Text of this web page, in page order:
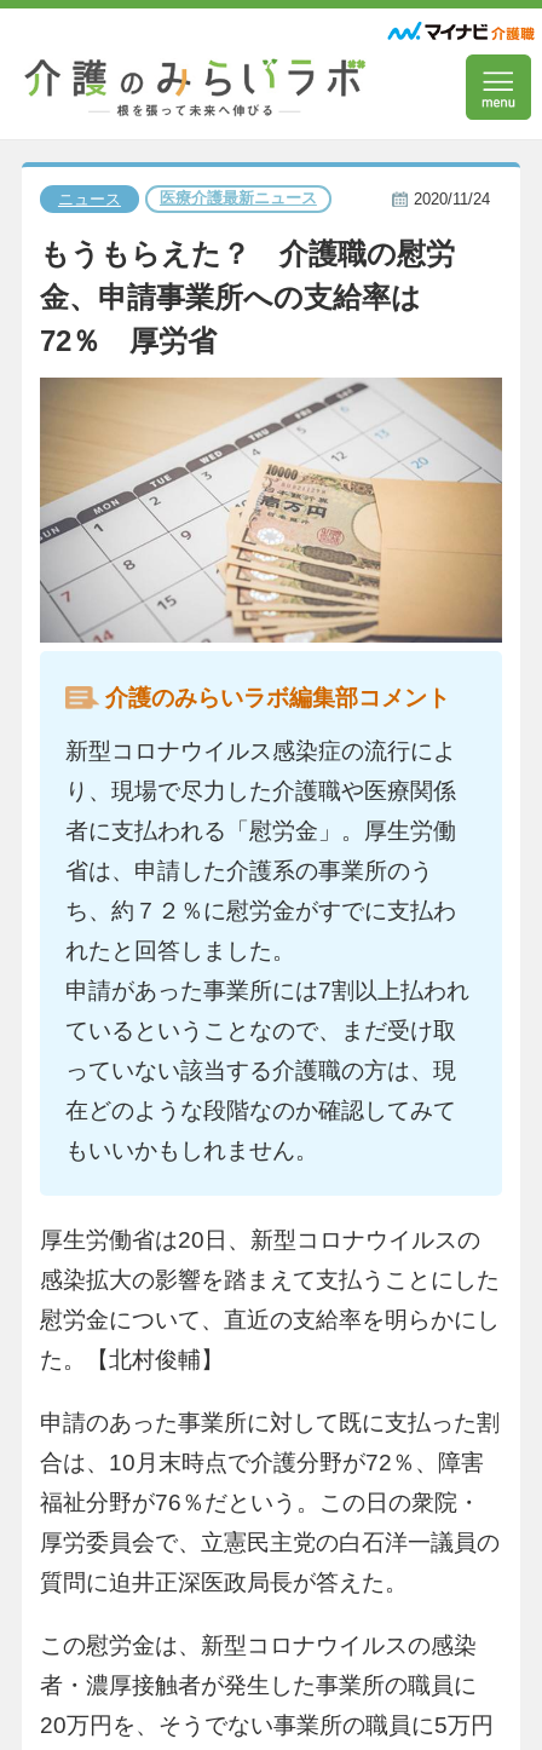
ニュース 医療介護最新ニュース 2020/11/24
もうもらえた？ 介護職の慰労
金、申請事業所への支給率は
72％ 厚労省
介護のみらいラボ編集部コメント
新型コロナウイルス感染症の流行によ
り、現場で尽力した介護職や医療関係
者に支払われる「慰労金」。厚生労働
省は、申請した介護系の事業所のう
ち、約７２％に慰労金がすでに支払わ
れたと回答しました。
申請があった事業所には7割以上払われ
ているということなので、まだ受け取
っていない該当する介護職の方は、現
在どのような段階なのか確認してみて
もいいかもしれません。
厚生労働省は20日、新型コロナウイルスの
感染拡大の影響を踏まえて支払うことにした
慰労金について、直近の支給率を明らかにし
た。【北村俊輔】
申請のあった事業所に対して既に支払った割
合は、10月末時点で介護分野が72％、障害
福祉分野が76％だという。この日の衆院・
厚労委員会で、立憲民主党の白石洋一議員の
質問に迫井正深医政局長が答えた。
この慰労金は、新型コロナウイルスの感染
者・濃厚接触者が発生した事業所の職員に
20万円を、そうでない事業所の職員に5万円